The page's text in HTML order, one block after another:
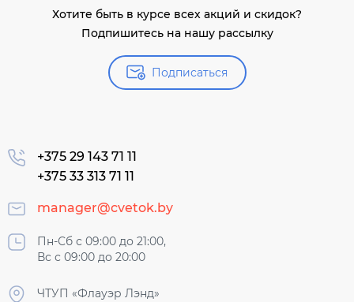
Хотите быть в курсе всех акций и скидок?
Подпишитесь на нашу рассылку
Подписаться
+375 29 143 71 11
+375 33 313 71 11
manager@cvetok.by
Пн-Сб с 09:00 до 21:00,
Вс с 09:00 до 20:00
ЧТУП «Флауэр Лэнд»